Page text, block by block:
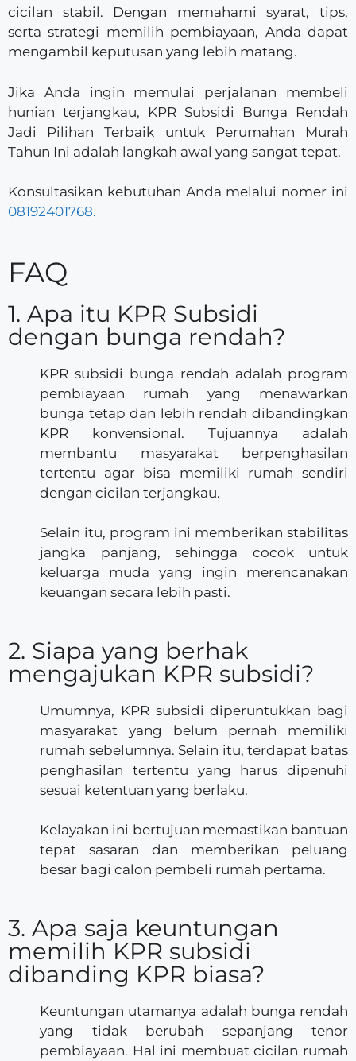
cicilan stabil. Dengan memahami syarat, tips,
serta strategi memilih pembiayaan, Anda dapat
mengambil keputusan yang lebih matang.
Jika Anda ingin memulai perjalanan membeli
hunian terjangkau, KPR Subsidi Bunga Rendah
Jadi Pilihan Terbaik untuk Perumahan Murah
Tahun Ini adalah langkah awal yang sangat tepat.
Konsultasikan kebutuhan Anda melalui nomer ini
08192401768.
FAQ
1. Apa itu KPR Subsidi
dengan bunga rendah?
KPR subsidi bunga rendah adalah program
pembiayaan rumah yang menawarkan
bunga tetap dan lebih rendah dibandingkan
KPR konvensional. Tujuannya adalah
membantu masyarakat berpenghasilan
tertentu agar bisa memiliki rumah sendiri
dengan cicilan terjangkau.
Selain itu, program ini memberikan stabilitas
jangka panjang, sehingga cocok untuk
keluarga muda yang ingin merencanakan
keuangan secara lebih pasti.
2. Siapa yang berhak
mengajukan KPR subsidi?
Umumnya, KPR subsidi diperuntukkan bagi
masyarakat yang belum pernah memiliki
rumah sebelumnya. Selain itu, terdapat batas
penghasilan tertentu yang harus dipenuhi
sesuai ketentuan yang berlaku.
Kelayakan ini bertujuan memastikan bantuan
tepat sasaran dan memberikan peluang
besar bagi calon pembeli rumah pertama.
3. Apa saja keuntungan
memilih KPR subsidi
dibanding KPR biasa?
Keuntungan utamanya adalah bunga rendah
yang tidak berubah sepanjang tenor
pembiayaan. Hal ini membuat cicilan rumah